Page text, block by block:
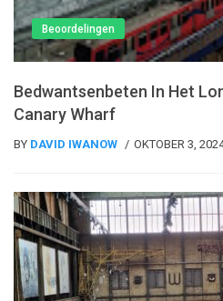
Beoordelingen
Bedwantsenbeten In Het
Canary Wharf
BY DAVID IWANOW OKTOBER 3,